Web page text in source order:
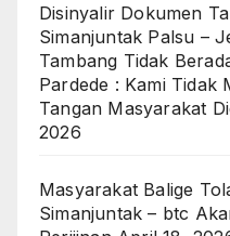
Disinyalir Dokumen
Simanjuntak Palsu –
Tambang Tidak
Pardede : Kami Tidak
Tangan Masyarakat
2026
Masyarakat Balige
Simanjuntak – btc